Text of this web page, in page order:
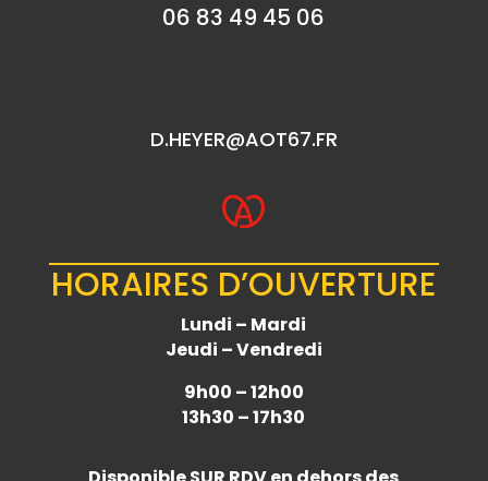
06 83 49 45 06
D.HEYER@AOT67.FR
HORAIRES D’OUVERTURE
Lundi – Mardi
Jeudi – Vendredi
9h00 – 12h00
13h30 – 17h30